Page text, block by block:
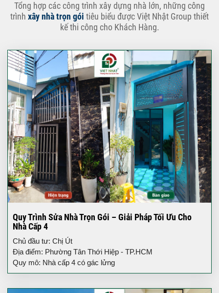
Tổng hợp các công trình xây dựng nhà lớn, những công
trình xây nhà trọn gói tiêu biểu được Việt Nhật Group thiết
kế thi công cho Khách Hàng.
Quy Trình Sửa Nhà Trọn Gói – Giải Pháp Tối Ưu Cho
Nhà Cấp 4
Chủ đầu tư: Chị Út
Địa điểm: Phường Tân Thới Hiệp - TP.HCM
Quy mô: Nhà cấp 4 có gác lửng